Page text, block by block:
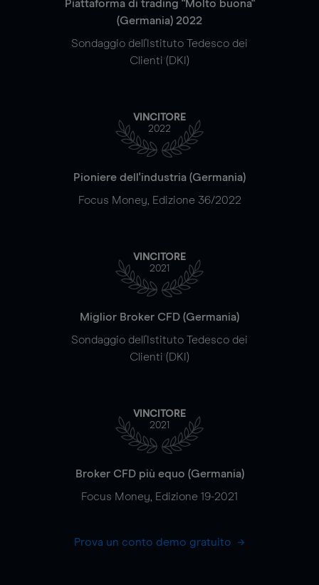
Piattaforma di trading "Molto buona"
(Germania) 2022
Sondaggio dell'Istituto Tedesco dei
Clienti (DKI)
VINCITORE
2022
Pioniere dell'industria (Germania)
Focus Money, Edizione 36/2022
VINCITORE
2021
Miglior Broker CFD (Germania)
Sondaggio dell'Istituto Tedesco dei
Clienti (DKI)
VINCITORE
2021
Broker CFD più equo (Germania)
Focus Money, Edizione 19-2021
Prova un conto demo gratuito